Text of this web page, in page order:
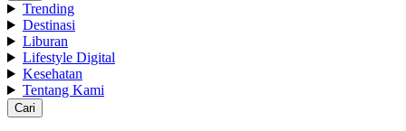
Trending
Destinasi
Liburan
Lifestyle Digital
Kesehatan
Tentang Kami
Cari